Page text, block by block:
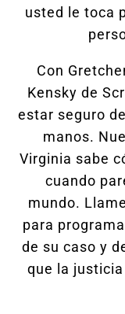
usted le toca
Con
Kensky de
estar seguro
manos.
Virginia sabe
cuando
mundo.
para
de su caso y
que la